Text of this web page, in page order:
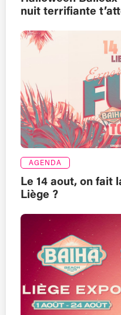
nuit terrifiante
AGENDA
Le 14 aout, on fait
Liège ?